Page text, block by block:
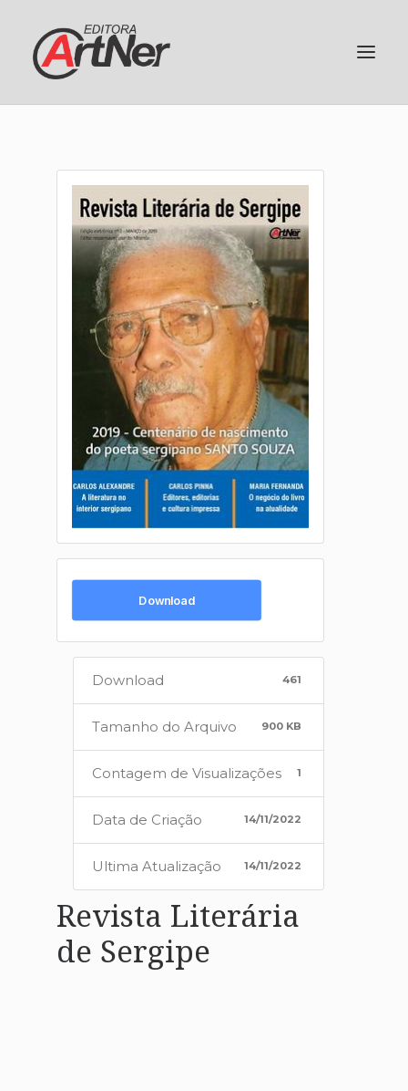
Download
Download 461
Tamanho do Arquivo 900 KB
Contagem de Visualizações 1
Data de Criação 14/11/2022
Ultima Atualização 14/11/2022
Revista Literária
de Sergipe